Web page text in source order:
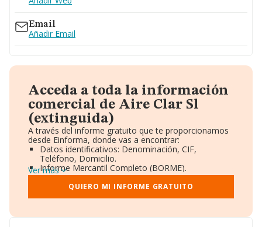
Email
Añadir Email
Acceda a toda la información
comercial de Aire Clar Sl
(extinguida)
A través del informe gratuito que te proporcionamos
desde Einforma, donde vas a encontrar:
Datos identificativos: Denominación, CIF,
Teléfono, Domicilio.
Informe Mercantil Completo (BORME).
Gráficos de Evolución Ventas y Empleados.
Consejo de Administración y Administradores.
Directivos y Ejecutivos.
Ver más
QUIERO MI INFORME GRATUITO